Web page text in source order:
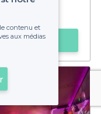
contenu et
aux médias